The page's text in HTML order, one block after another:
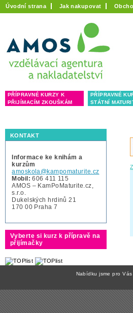
Úvodní strana Jak nakupovat
PŘÍPRAVNÉ KURZY K
PŘIJÍMACÍM ZKOUŠKÁM
PŘÍPRAVNÉ
STÁTNÍ
KONTAKT
Informace ke knihám a
kurzům
amoskola@kampomaturite.cz
Mobil: 606 411 115
AMOS – KamPoMaturite.cz,
s.r.o.
Dukelských hrdinů 21
170 00 Praha 7
Vyberte si kurz k přípravě na
přijímačky
Nabídku jsme pro